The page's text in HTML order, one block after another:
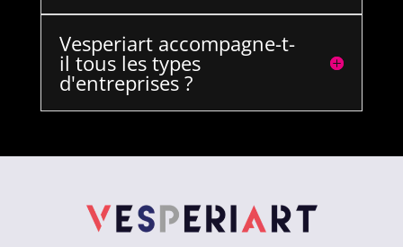
Vesperiart accompagne-t-
il tous les types
d'entreprises ?